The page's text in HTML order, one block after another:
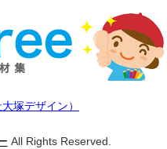
塚デザイン）
All Rights Reserved.